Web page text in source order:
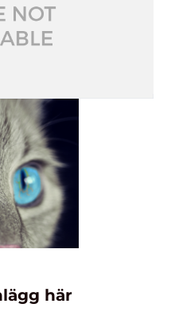
här